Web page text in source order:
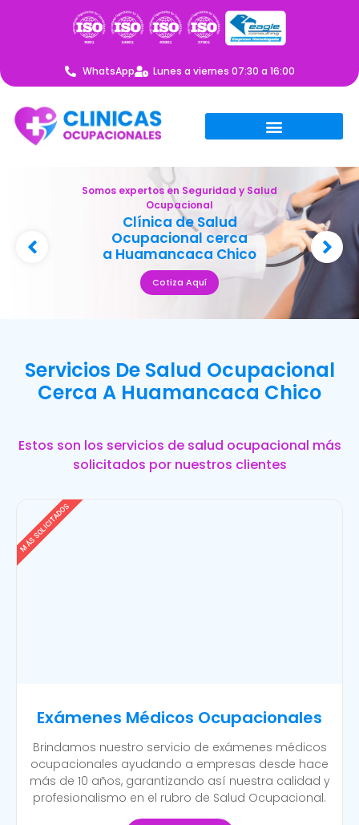
WhatsApp Lunes a viernes 07:30 a 16:00
Somos expertos en Seguridad y Salud
Ocupacional
Clínica de Salud
Ocupacional cerca
a Huamancaca Chico
Cotiza Aquí
Servicios De Salud Ocupacional
Cerca A Huamancaca Chico
Estos son los servicios de salud ocupacional más
solicitados por nuestros clientes
Exámenes Médicos Ocupacionales
Brindamos nuestro servicio de exámenes médicos
ocupacionales ayudando a empresas desde hace
más de 10 años, garantizando así nuestra calidad y
profesionalismo en el rubro de Salud Ocupacional.
MÁS SOLICITADOS